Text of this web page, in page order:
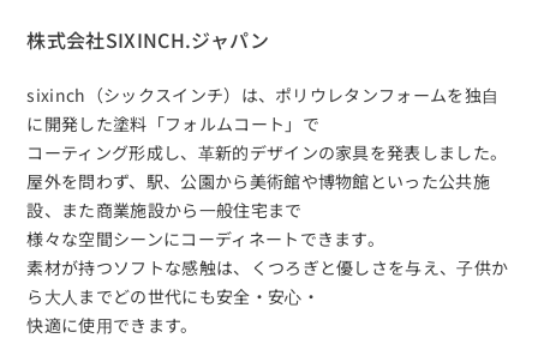
株式会社SIXINCH.ジャパン
sixinch（シックスインチ）は、 ポリウレタンフォームを独⾃
に開発した塗料「フォルムコート」で
コーティング形成し、⾰新的デザインの家具を発表しました。
屋外を問わず、駅、公園から美術館や博物館といった公共施
設、また商業施設から⼀般住宅まで
様々な空間シーンにコーディネートできます。
素材が持つソフトな感触は、くつろぎと優しさを与え、⼦供か
ら⼤⼈までどの世代にも安全・安⼼・
快適に使⽤できます。